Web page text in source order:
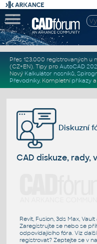
Přes 123.000 registrovaných u
(CZ+EN). Tipy pro AutoCAD
Nový Kalkulátor nosníků,
Převodníky. Kompletní příkazya
Diskuzní
CAD diskuze, rady,
Revit, Fusion, 3ds Max,
Zaregistrujte se nebo se
odpovídajícího fóra. Viz
registrovat? Zeptejte se v